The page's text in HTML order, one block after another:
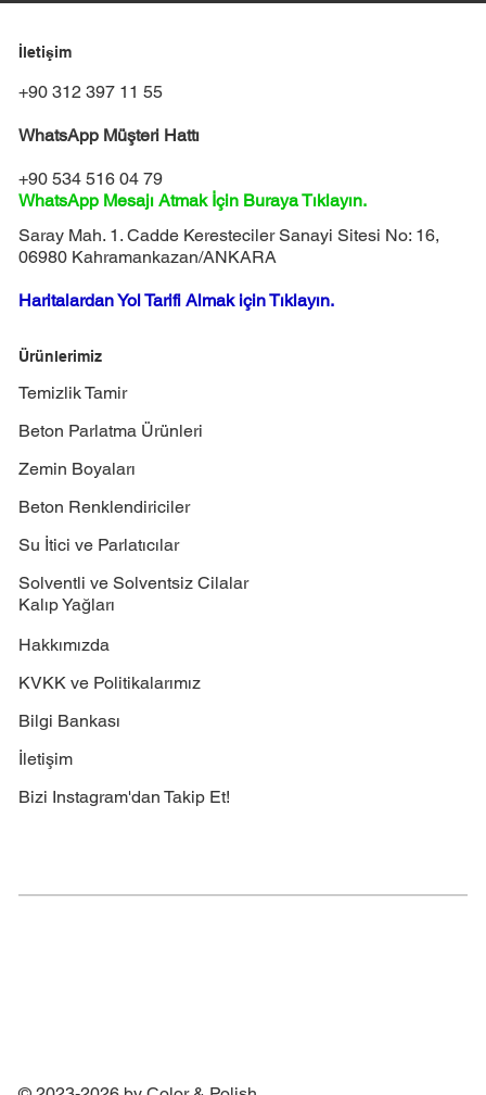
İletişim
+90 312 397 11 55
WhatsApp Müşteri Hattı
+90 534 516 04 79
WhatsApp Mesajı Atmak İçin Buraya Tıklayın.
Saray Mah. 1. Cadde Keresteciler Sanayi Sitesi No: 16,
06980 Kahramankazan/ANKARA
Haritalardan Yol Tarifi Almak için Tıklayın.
Ürünlerimiz
Temizlik Tamir
Beton Parlatma Ürünleri
Zemin Boyaları
Beton Renklendiriciler
Su İtici ve Parlatıcılar
Solventli ve Solventsiz Cilalar
Kalıp Yağları
Hakkımızda
KVKK ve Politikalarımız
Bilgi Bankası
İletişim
Bizi Instagram'dan Takip Et!